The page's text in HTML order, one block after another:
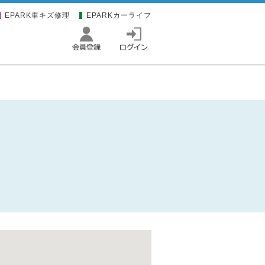
EPARK車キズ修理 EPARKカーライフ